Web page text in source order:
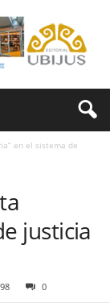
en el sistema de
justicia
0